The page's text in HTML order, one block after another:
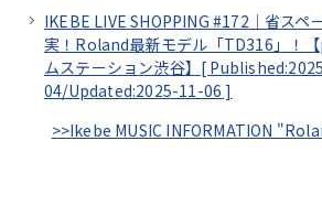
IKEBE LIVE SHOPPING #172｜省ス
実！Roland最新モデル「TD316」！
ムステーション渋谷】[
04/Updated:2025-11-06 ]
>>Ikebe MUSIC INFORMATION